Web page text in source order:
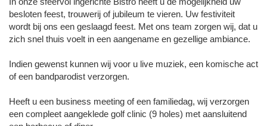
besloten feest, trouwerij of jubileum te vieren. Uw festiviteit
wordt bij ons een geslaagd feest. Met ons team zorgen wij, dat u
zich snel thuis voelt in een aangename en gezellige ambiance.
Indien gewenst kunnen wij voor u live muziek, een komische act
of een bandparodist verzorgen.
Heeft u een business meeting of een familiedag, wij verzorgen
een compleet aangeklede golf clinic (9 holes) met aansluitend